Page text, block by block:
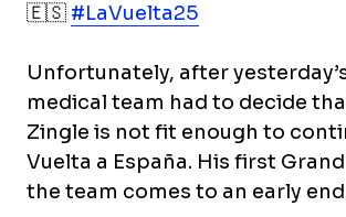
🇪🇸 #LaVuelta25
Unfortunately, after
medical team had to decide
Zingle is not fit enough to
Vuelta a España. His first
the team comes to an early